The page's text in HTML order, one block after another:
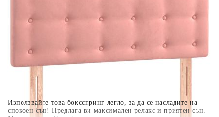
Използвайте това боксспринг легло, за да се насладите на
спокоен сън! Предлага ви максимален релакс и приятен сън.
поръчката си на момента с карта. Останалата сума се
разделя на 3 равни месечни вноски без оскъпяване. За
Плащане на 6 вноски. Стойността на поръчката се
разпределя в 6 равни месечни вноски с оскъпяване. За
покупки на стойност до 2000 лв. / €1022.61